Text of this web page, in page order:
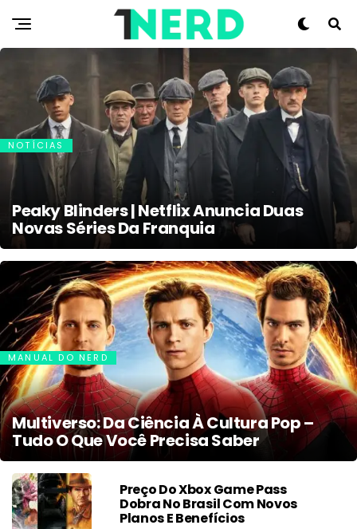
NOTÍCIAS
Peaky Blinders | Netflix Anuncia Duas
Novas Séries Da Franquia
MANUAL DO NERD
Multiverso: Da Ciência À Cultura Pop –
Tudo O Que Você Precisa Saber
Preço Do Xbox Game Pass
Dobra No Brasil Com Novos
Planos E Benefícios